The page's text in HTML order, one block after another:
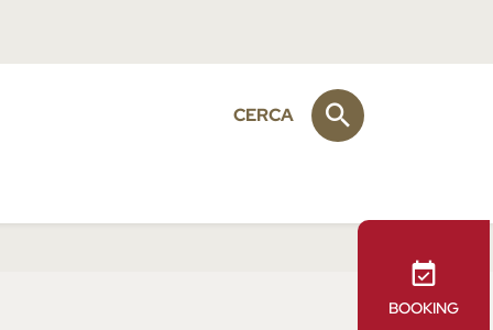
BOOKING
CERCA